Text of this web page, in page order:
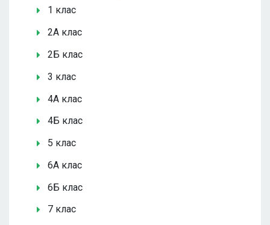
1 клас
2А клас
2Б клас
3 клас
4А клас
4Б клас
5 клас
6А клас
6Б клас
7 клас